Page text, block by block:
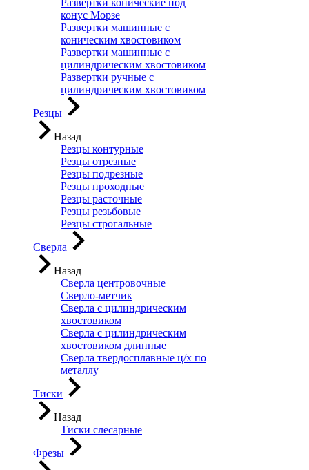
Развертки конические под
конус Морзе
Развертки машинные с
коническим хвостовиком
Развертки машинные с
цилиндрическим хвостовиком
Развертки ручные с
цилиндрическим хвостовиком
Резцы
Назад
Резцы контурные
Резцы отрезные
Резцы подрезные
Резцы проходные
Резцы расточные
Резцы резьбовые
Резцы строгальные
Сверла
Назад
Сверла центровочные
Сверло-метчик
Сверла с цилиндрическим
хвостовиком
Сверла с цилиндрическим
хвостовиком длинные
Сверла твердосплавные ц/х по
металлу
Тиски
Назад
Тиски слесарные
Фрезы